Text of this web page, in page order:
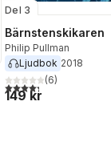
Del 3
Bärnstenskikaren
Philip Pullman
Ljudbok 2018
4,3utav 5 stjärnor.
(6)
149 kr